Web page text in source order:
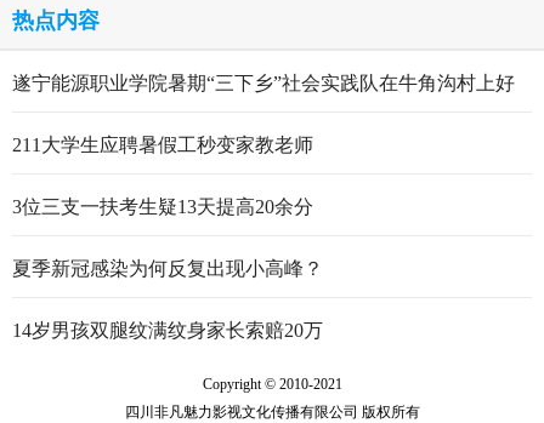
热点内容
遂宁能源职业学院暑期“三下乡”社会实践队在牛角沟村上好
211大学生应聘暑假工秒变家教老师
3位三支一扶考生疑13天提高20余分
夏季新冠感染为何反复出现小高峰？
14岁男孩双腿纹满纹身家长索赔20万
Copyright © 2010-2021
四川非凡魅力影视文化传播有限公司 版权所有